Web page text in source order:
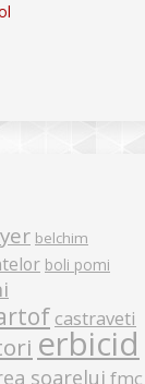
belchim
boli pomi
castraveti
erbicid
soarelui fmc